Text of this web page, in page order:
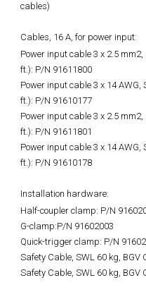
cables)
Cables, 16 A, for power input:
Power input cable 3 x 2.5 mm2,
ft.): P/N 91611800
Power input cable 3 x 14 AWG,
ft.): P/N 91610177
Power input cable 3 x 2.5 mm2,
ft.): P/N 91611801
Power input cable 3 x 14 AWG,
ft.): P/N 91610178
Installation hardware:
Half-coupler clamp: P/N
G-clamp:P/N 91602003
Quick-trigger clamp: P/N
Safety Cable, SWL 60 kg, BGV
Safety Cable, SWL 60 kg, BGV